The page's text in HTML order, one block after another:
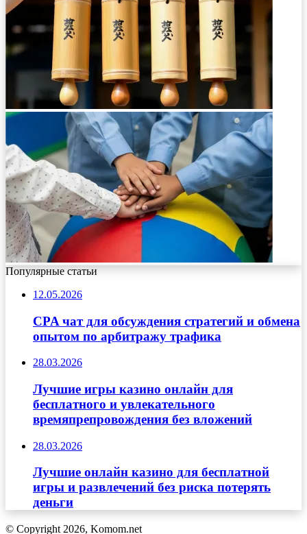
Популярные статьи
12.05.2026
CPA чат для обсуждения стратегий и обмена
опытом по арбитражу трафика
28.03.2026
Лучшие игры казино онлайн для
бесплатного и увлекательного
времяпрепровождения без вложений
28.03.2026
Лучшие онлайн казино для бесплатной
игры и развлечений без риска потерять
деньги
© Copyright 2026, Komom.net